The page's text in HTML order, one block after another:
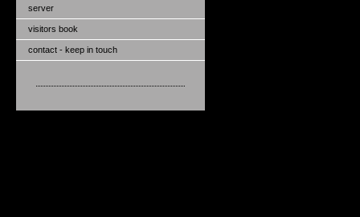
server
visitors book
contact - keep in touch